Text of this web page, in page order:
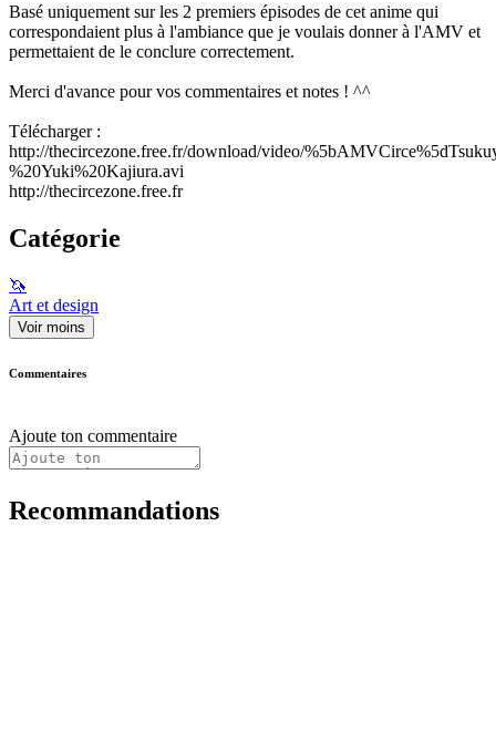
Basé uniquement sur les 2 premiers épisodes de cet anime qui
correspondaient plus à l'ambiance que je voulais donner à l'AMV et
permettaient de le conclure correctement.
Merci d'avance pour vos commentaires et notes ! ^^
Télécharger :
http://thecircezone.free.fr/download/video/
%20Yuki%20Kajiura.avi
http://thecircezone.free.fr
Catégorie
🦄
Art et design
Voir moins
Commentaires
Ajoute ton commentaire
Recommandations